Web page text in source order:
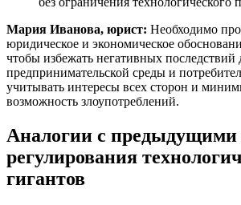
Мария Иванова, юрист: Необходимо
юридическое и экономическое
чтобы избежать негативных последствий
предпринимательской среды и
учитывать интересы всех сторон и
возможность злоупотреблений.
Аналогии с
регулирования
гигантов